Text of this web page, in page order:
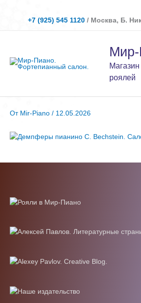
содержимому
+7 (925) 545 1120 / Москва, Б.
роялей
От Mir-Piano / 12.05.2026